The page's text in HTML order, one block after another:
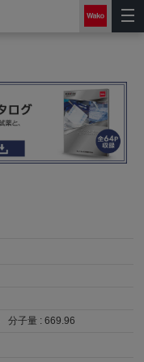
分子量 :669.96